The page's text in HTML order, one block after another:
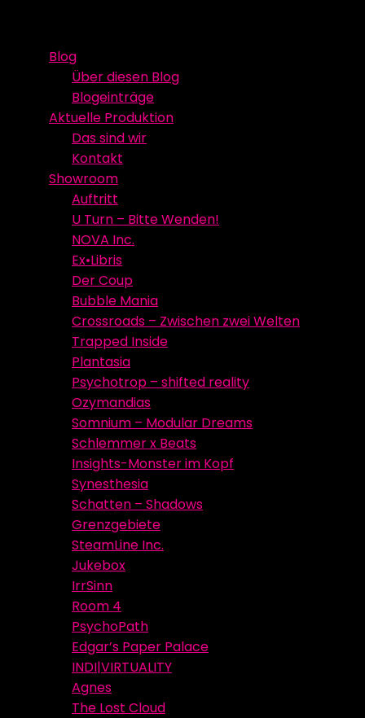
contentBlog
Über diesen Blog
Blogeinträge
Aktuelle Produktion
Das sind wir
Kontakt
Showroom
Auftritt
U Turn – Bitte Wenden!
NOVA Inc.
Ex•Libris
Der Coup
Bubble Mania
Crossroads – Zwischen zwei Welten
Trapped Inside
Plantasia
Psychotrop – shifted reality
Ozymandias
Somnium – Modular Dreams
Schlemmer x Beats
Insights-Monster im Kopf
Synesthesia
Schatten – Shadows
Grenzgebiete
SteamLine Inc.
Jukebox
IrrSinn
Room 4
PsychoPath
Edgar’s Paper Palace
INDI|VIRTUALITY
Agnes
The Lost Cloud